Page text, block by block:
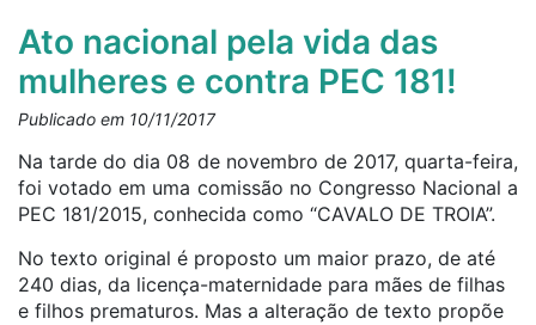
Ato nacional pela vida das
mulheres e contra PEC 181!
Publicado em 10/11/2017
Na tarde do dia 08 de novembro de 2017, quarta-feira,
foi votado em uma comissão no Congresso Nacional a
PEC 181/2015, conhecida como “CAVALO DE TROIA”.
No texto original é proposto um maior prazo, de até
240 dias, da licença-maternidade para mães de filhas
e filhos prematuros. Mas a alteração de texto propõe